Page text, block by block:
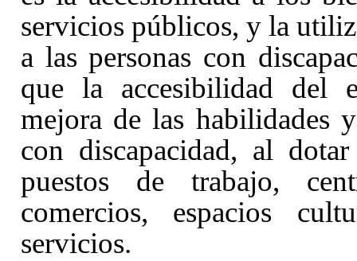
servicios públicos, y la
a las personas con
que la accesibilidad del
mejora de las habilidades
con discapacidad, al
puestos de trabajo,
comercios, espacios
servicios.